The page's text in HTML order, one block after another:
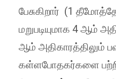
பேசுகிறார் (1
மறுபடியுமாக 4 ஆம்
ஆம் அதிகாரத்திலும்
கள்ளபோதகர்களை பற்றி